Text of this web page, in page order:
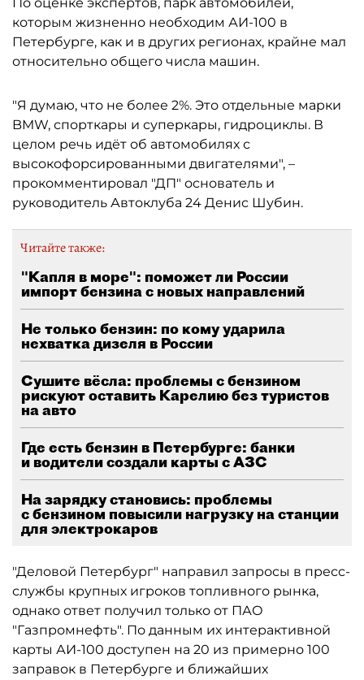
которым жизненно необходим АИ-100 в
Петербурге, как и в других регионах, крайне мал
относительно общего числа машин.
"Я думаю, что не более 2%. Это отдельные марки
BMW, спорткары и суперкары, гидроциклы. В
целом речь идёт об автомобилях с
высокофорсированными двигателями", –
прокомментировал "ДП" основатель и
руководитель Автоклуба 24 Денис Шубин.
Читайте также:
"Капля в море": поможет ли России
импорт бензина с новых направлений
Не только бензин: по кому ударила
нехватка дизеля в России
Сушите вёсла: проблемы с бензином
рискуют оставить Карелию без туристов
на авто
Где есть бензин в Петербурге: банки
и водители создали карты с АЗС
На зарядку становись: проблемы
с бензином повысили нагрузку на станции
для электрокаров
"Деловой Петербург" направил запросы в пресс-
службы крупных игроков топливного рынка,
однако ответ получил только от ПАО
"Газпромнефть". По данным их интерактивной
карты АИ-100 доступен на 20 из примерно 100
заправок в Петербурге и ближайших